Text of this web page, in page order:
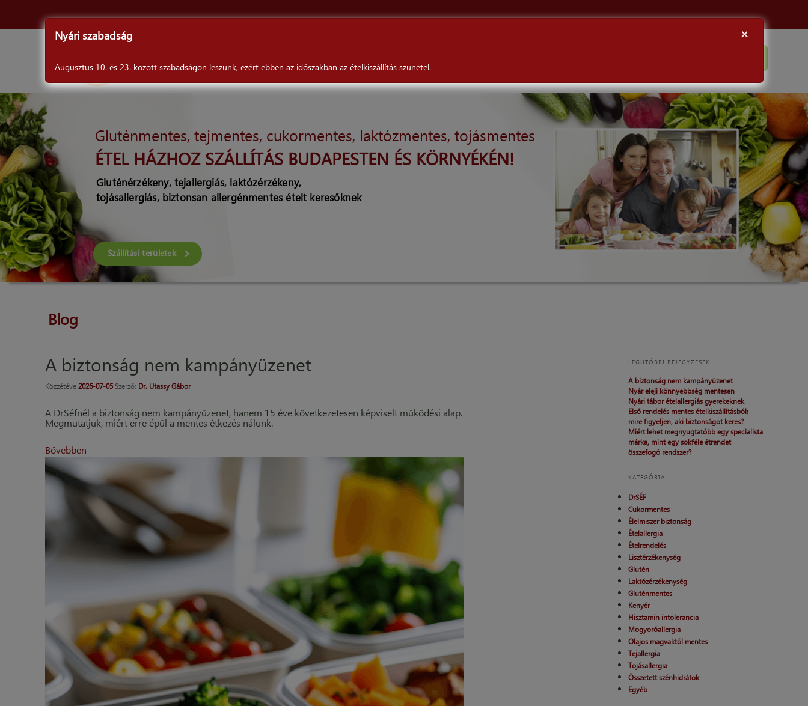
DrSéf
Gluténmentes, tejmentes, cukormentes, laktózmentes, tojásmentes
ÉTEL HÁZHOZ SZÁLLÍTÁS BUDAPESTEN ÉS KÖRNYÉKÉN!
Gluténérzékeny, tejallergiás, laktózérzékeny,
tojásallergiás, biztonsan allergénmentes ételt keresőknek
Szállítási területek
Blog
A biztonság nem kampányüzenet
Közzétéve 2026-07-05Szerző: Dr. Utassy Gábor
A DrSéfnél a biztonság nem kampányüzenet, hanem 15 éve következetesen képviselt működési alap.
Megmutatjuk, miért erre épül a mentes étkezés nálunk.
Bővebben
LEGUTÓBBI BEJEGYZÉSEK
A biztonság nem kampányüzenet
Nyár eleji könnyebbség mentesen
Nyári tábor ételallergiás gyerekeknek
Első rendelés mentes ételkiszállításból:
mire figyeljen, aki biztonságot keres?
Miért lehet megnyugtatóbb egy specialista
márka, mint egy sokféle étrendet
összefogó rendszer?
KATEGÓRIA
DrSÉF
Cukormentes
Élelmiszer biztonság
Ételallergia
Ételrendelés
Lisztérzékenység
Glutén
Laktózérzékenység
Gluténmentes
Kenyér
Hisztamin intolerancia
Mogyoróallergia
Olajos magvaktól mentes
Tejallergia
Tojásallergia
Összetett szénhidrátok
Egyéb
×
Nyári szabadság
Augusztus 10. és 23. között szabadságon leszünk, ezért ebben az időszakban az ételkiszállítás szünetel.